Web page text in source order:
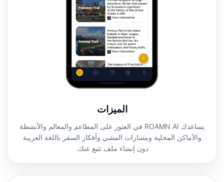
الميزات
يساعدك ROAMN AI في العثور على المطاعم والمعالم والأنشطة
والأماكن المحلية ومسارات المشي وأفكار السفر باللغة العربية
دون إنشاء ملف تتبع عنك.